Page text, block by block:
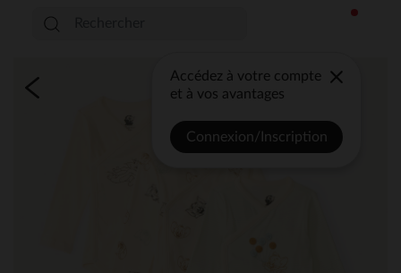
Accédez à votre compte
et à vos avantages
Connexion/Inscription